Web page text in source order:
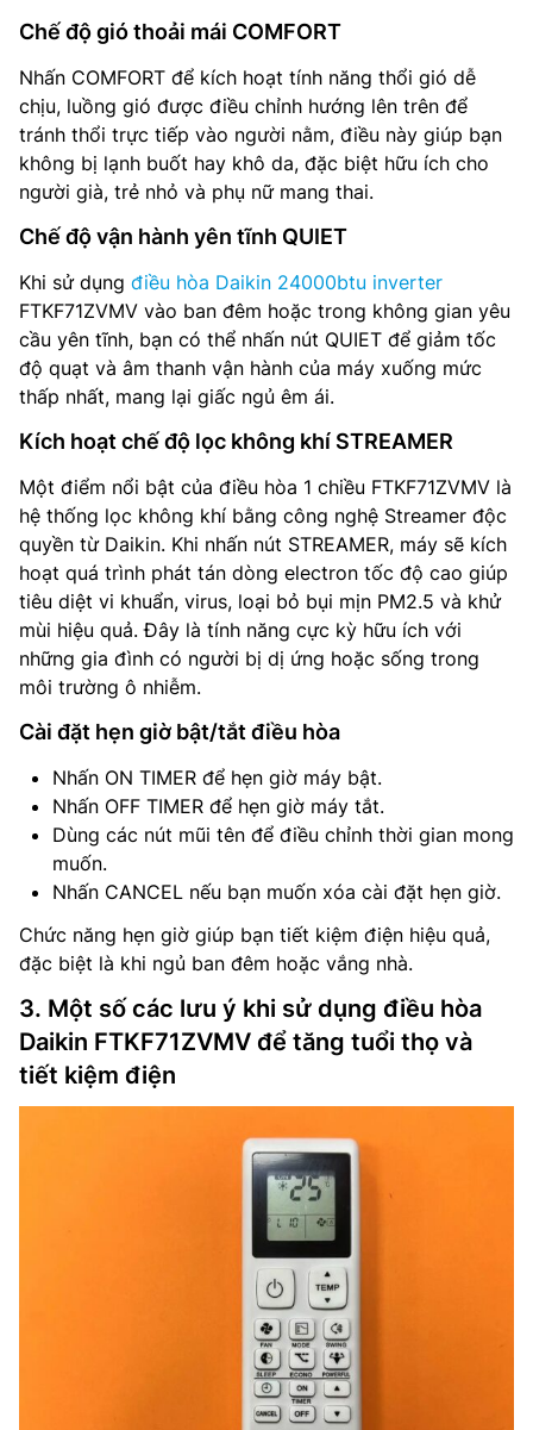
Chế độ gió thoải mái COMFORT
Nhấn COMFORT để kích hoạt tính năng thổi gió dễ
chịu, luồng gió được điều chỉnh hướng lên trên để
tránh thổi trực tiếp vào người nằm, điều này giúp bạn
không bị lạnh buốt hay khô da, đặc biệt hữu ích cho
người già, trẻ nhỏ và phụ nữ mang thai.
Chế độ vận hành yên tĩnh QUIET
Khi sử dụng điều hòa Daikin 24000btu inverter
FTKF71ZVMV vào ban đêm hoặc trong không gian yêu
cầu yên tĩnh, bạn có thể nhấn nút QUIET để giảm tốc
độ quạt và âm thanh vận hành của máy xuống mức
thấp nhất, mang lại giấc ngủ êm ái.
Kích hoạt chế độ lọc không khí STREAMER
Một điểm nổi bật của điều hòa 1 chiều FTKF71ZVMV là
hệ thống lọc không khí bằng công nghệ Streamer độc
quyền từ Daikin. Khi nhấn nút STREAMER, máy sẽ kích
hoạt quá trình phát tán dòng electron tốc độ cao giúp
tiêu diệt vi khuẩn, virus, loại bỏ bụi mịn PM2.5 và khử
mùi hiệu quả. Đây là tính năng cực kỳ hữu ích với
những gia đình có người bị dị ứng hoặc sống trong
môi trường ô nhiễm.
Cài đặt hẹn giờ bật/tắt điều hòa
Nhấn ON TIMER để hẹn giờ máy bật.
Nhấn OFF TIMER để hẹn giờ máy tắt.
Dùng các nút mũi tên để điều chỉnh thời gian mong
muốn.
Nhấn CANCEL nếu bạn muốn xóa cài đặt hẹn giờ.
Chức năng hẹn giờ giúp bạn tiết kiệm điện hiệu quả,
đặc biệt là khi ngủ ban đêm hoặc vắng nhà.
3. Một số các lưu ý khi sử dụng điều hòa
Daikin FTKF71ZVMV để tăng tuổi thọ và
tiết kiệm điện